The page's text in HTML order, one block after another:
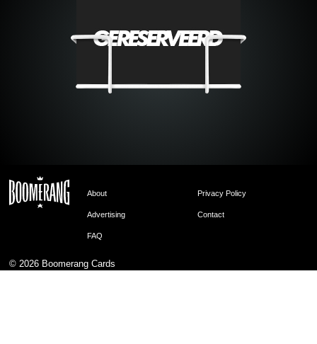
About Privacy Policy
Advertising Contact
FAQ
© 2026 Boomerang Cards